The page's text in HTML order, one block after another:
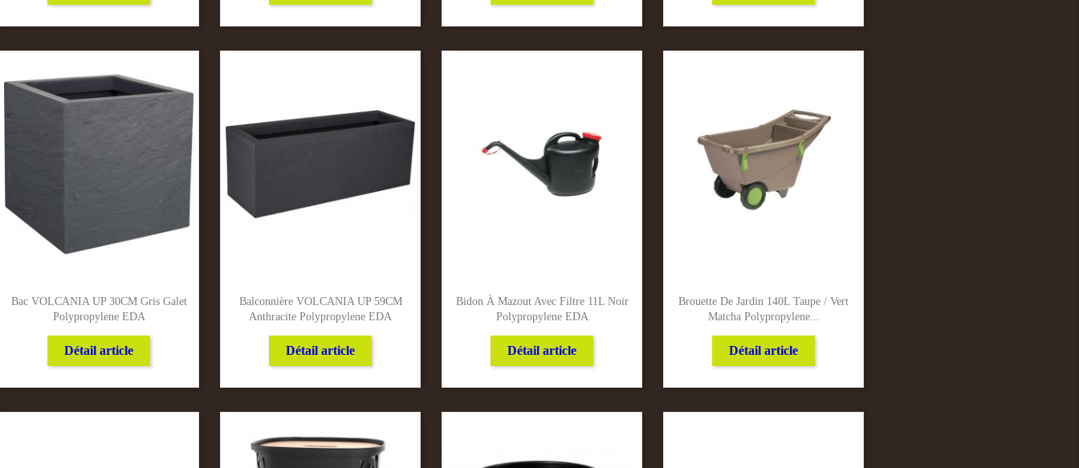
Bac VOLCANIA UP 30CM Gris Galet
Polypropylene EDA
Détail article
Balconnière VOLCANIA UP 59CM
Anthracite Polypropylene EDA
Détail article
Bidon À Mazout Avec Filtre 11L Noir
Polypropylene EDA
Détail article
Brouette De Jardin 140L Taupe / Vert
Matcha Polypropylene...
Détail article